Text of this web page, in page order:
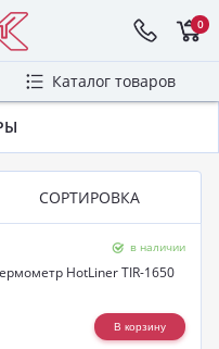
0
Каталог товаров
СОРТИРОВКА
в наличии
HotLiner TIR-1650